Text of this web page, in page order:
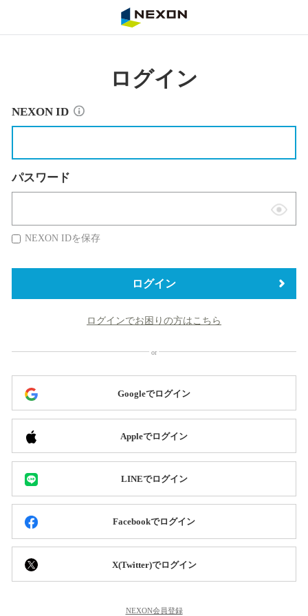
ログイン
NEXON ID
パスワード
表
替
NEXON IDを保存
ログイン
ログインでお困りの方はこちら
Googleでログイン
Appleでログイン
LINEでログイン
Facebookでログイン
X(Twitter)でログイン
NEXON会員登録